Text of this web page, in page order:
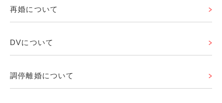
再婚について
DVについて
調停離婚について